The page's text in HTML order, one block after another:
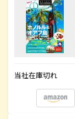
当社在庫切れ